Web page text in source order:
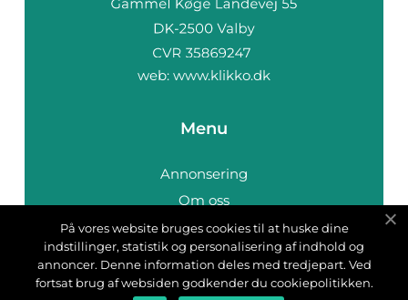
web: www.klikko.dk
Menu
Annonsering
Om oss
Cookies
Kontakta oss
Sitemap
På vores website bruges cookies til at huske dine
indstillinger, statistik og personalisering af indhold og
annoncer. Denne information deles med tredjepart. Ved
fortsat brug af websiden godkender du cookiepolitikken.